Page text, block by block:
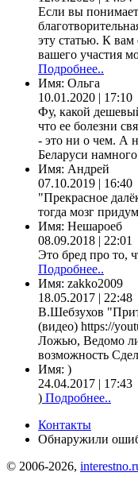
Если вы
эту статью. К вам
вашего участия
Подробнее..
Имя: Ольга
10.01.2020 | 17:10
Фу, какой
что ее болезни
- это ни о чем. А
Беларуси
Имя: Андрей
07.10.2019 | 16:40
"Прекрасное
тогда мозг
Имя: Нешароеб
08.09.2018 | 22:01
Это бред про то,
Подробнее..
Имя: zakko2009
18.05.2017 | 22:48
В.Шебзухов
(видео) https://
Ложью, Ведомо
возможность
Имя: )
24.04.2017 | 17:43
) Подробнее..
Контакты
Обнаружили
© 2006-2026,